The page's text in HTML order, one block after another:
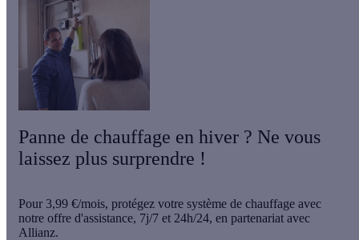
Panne de chauffage en hiver ? Ne vous
laissez plus surprendre !
Pour 3,99 €/mois, protégez votre système de chauffage avec
notre offre d'assistance, 7j/7 et 24h/24, en partenariat avec
Allianz.